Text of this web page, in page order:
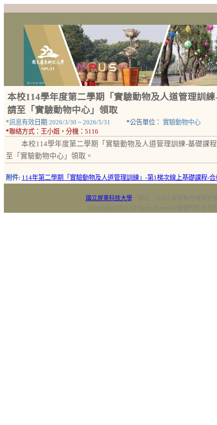
本校114學年度第二學期「實驗動物及人道管理訓
請至「實驗動物中心」領取
*訊息有效 日期:2026/3/30 ~ 2026/5/31 *公告單位： 實驗動物中心
*聯絡方式： 王小姐，分機：5116
本校114學年度第二學期「實驗動物及人道管理訓練-基礎課
至「實驗動物中心」領取。
附件: 114年第二學期「實驗動物及人道管理訓練」-第1梯次線上基礎課程-
國立屏東科技大學‧校址：91201 屏東縣內埔鄉老